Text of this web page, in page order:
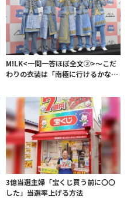
M!LK<一問一答ほぼ全文②>～こだ
わりの衣装は「南極に行けるかなと
3億当選主婦「宝くじ買う前に〇〇
した」当選率上げる方法